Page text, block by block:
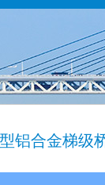
铝合金梯级